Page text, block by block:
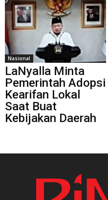
Nasional
LaNyalla Minta
Pemerintah Adopsi
Kearifan Lokal
Saat Buat
Kebijakan Daerah